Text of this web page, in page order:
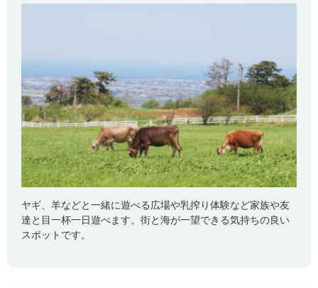
ヤギ、羊などと一緒に遊べる広場や乳搾り体験など家族や友
達と目一杯一日遊べます。街と海が一望できる気持ちの良い
スポットです。